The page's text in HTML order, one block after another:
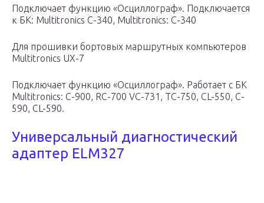
Подключает функцию «Осциллограф». Подключается
к БК: Мultitronics C-340, Multitronics: C-340
Для прошивки бортовых маршрутных компьютеров
Multitronics UX-7
Подключает функцию «Осциллограф». Работает с БК
Multitronics: С-900, RC-700 VC-731, TC-750, CL-550, C-
590, CL-590.
Универсальный диагностический
адаптер ELM327